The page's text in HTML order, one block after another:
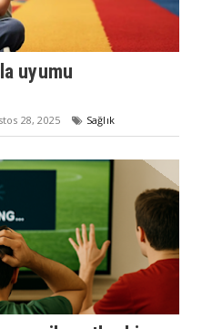
uyumu
28, 2025 Sağlık